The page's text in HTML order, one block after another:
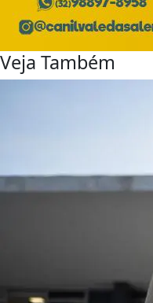
Veja Também